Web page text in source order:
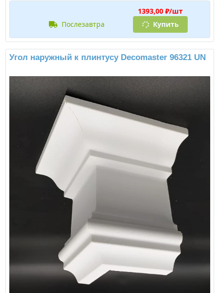
1393,00 ₽/шт
послезавтра
Купить
Угол наружный к плинтусу Decomaster 96321 UN